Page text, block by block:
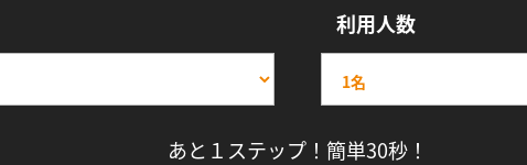
利用人数
あと１ステップ！簡単30秒！